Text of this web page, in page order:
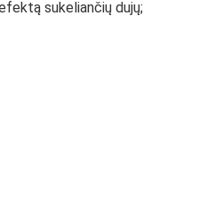
sukeliančių dujų;